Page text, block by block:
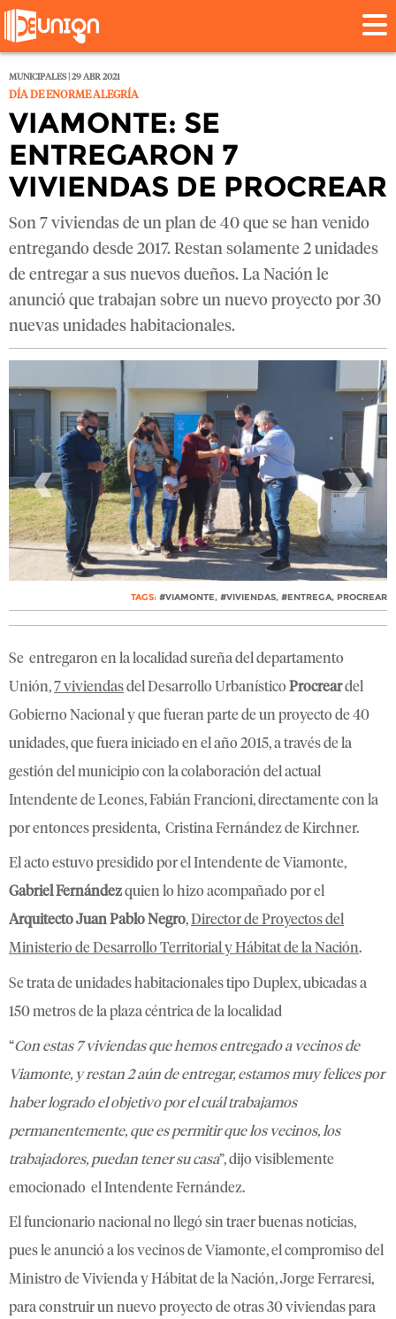
MUNICIPALES | 29 ABR 2021
DÍA DE ENORME ALEGRÍA
VIAMONTE: SE
ENTREGARON 7
VIVIENDAS DE PROCREAR
Son 7 viviendas de un plan de 40 que se han venido
entregando desde 2017. Restan solamente 2 unidades
de entregar a sus nuevos dueños. La Nación le
anunció que trabajan sobre un nuevo proyecto por 30
nuevas unidades habitacionales.
‹ ›
TAGS: #VIAMONTE, #VIVIENDAS, #ENTREGA, PROCREAR
Se entregaron en la localidad sureña del departamento
Unión,7 viviendasdel Desarrollo UrbanísticoProcreardel
Gobierno Nacional y que fueran parte de un proyecto de 40
unidades, que fuera iniciado en el año 2015, a través de la
gestión del municipio con la colaboración del actual
Intendente de Leones, Fabián Francioni, directamente con la
por entonces presidenta, Cristina Fernández de Kirchner.
El acto estuvo presidido por el Intendente de Viamonte,
Gabriel Fernándezquien lo hizo acompañado por el
Arquitecto Juan Pablo Negro,Director de Proyectos del
Ministerio de Desarrollo Territorial y Hábitat de la Nación.
Se trata de unidades habitacionales tipo Duplex, ubicadas a
150 metros de la plaza céntrica de la localidad
“Con estas 7 viviendas que hemos entregado a vecinos de
Viamonte, y restan 2 aún de entregar, estamos muy felices por
haber logrado el objetivo por el cuál trabajamos
permanentemente, que es permitir que los vecinos, los
trabajadores, puedan tener su casa”, dijo visiblemente
emocionado el Intendente Fernández.
El funcionario nacional no llegó sin traer buenas noticias,
pues le anunció a los vecinos de Viamonte, el compromiso del
Ministro de Vivienda y Hábitat de la Nación, Jorge Ferraresi,
para construir un nuevo proyecto de otras 30 viviendas para